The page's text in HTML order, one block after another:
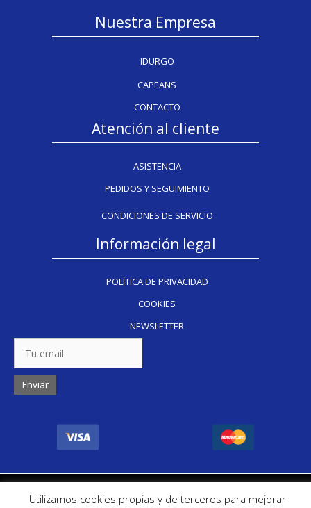
Nuestra Empresa
IDURGO
CAPEANS
CONTACTO
Atención al cliente
ASISTENCIA
PEDIDOS Y SEGUIMIENTO
CONDICIONES DE SERVICIO
Información legal
POLÍTICA DE PRIVACIDAD
COOKIES
NEWSLETTER
Utilizamos cookies propias y de terceros para mejorar